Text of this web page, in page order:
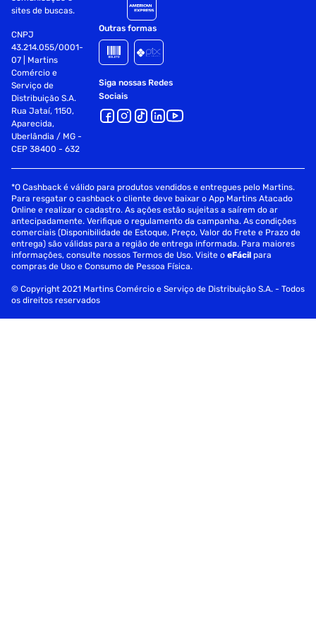
sites de buscas.
CNPJ
43.214.055/0001-
07 | Martins
Comércio e
Serviço de
Distribuição S.A.
Rua Jataí, 1150,
Aparecida,
Uberlândia / MG -
CEP 38400 - 632
Outras formas
Siga nossas Redes
Sociais
*O Cashback é válido para produtos vendidos e entregues pelo Martins.
Para resgatar o cashback o cliente deve baixar o App Martins Atacado
Online e realizar o cadastro. As ações estão sujeitas a saírem do ar
antecipadamente. Verifique o regulamento da campanha. As condições
comerciais (Disponibilidade de Estoque, Preço, Valor do Frete e Prazo de
entrega) são válidas para a região de entrega informada. Para maiores
informações, consulte nossos Termos de Uso. Visite oeFácil para
compras de Uso e Consumo de Pessoa Física.
© Copyright 2021 Martins Comércio e Serviço de Distribuição S.A. - Todos
os direitos reservados